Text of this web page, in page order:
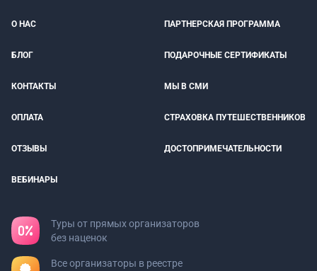
О НАС ПАРТНЕРСКАЯ ПРОГРАММА
БЛОГ ПОДАРОЧНЫЕ СЕРТИФИКАТЫ
КОНТАКТЫ МЫ В СМИ
ОПЛАТА СТРАХОВКА ПУТЕШЕСТВЕННИКОВ
ОТЗЫВЫ ДОСТОПРИМЕЧАТЕЛЬНОСТИ
ВЕБИНАРЫ
Туры от прямых организаторов
без наценок
Все организаторы в реестре